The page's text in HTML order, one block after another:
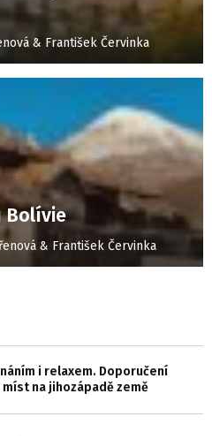
& František Červinka
Bolívie
& František Červinka
i relaxem. Doporučení
na jihozápadě země